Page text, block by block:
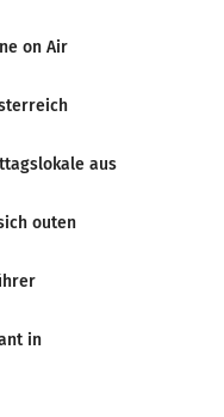
on Air
aus
outen
in